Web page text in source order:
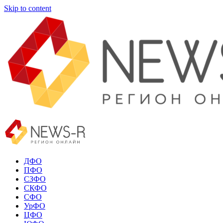
Skip to content
ДФО
ПФО
СЗФО
СКФО
СФО
УрФО
ЦФО